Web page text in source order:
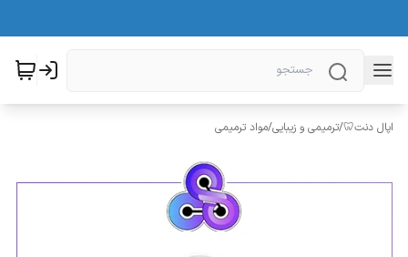
اپال دنت🦷/ترمیمی و زیبایی/مواد ترمیمی